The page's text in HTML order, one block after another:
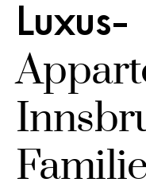
Luxus-